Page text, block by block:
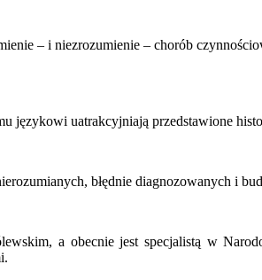
– i niezrozumienie – chorób
językowi uatrakcyjniają przedstawione
błędnie diagnozowanych i
a obecnie jest specjalistą w